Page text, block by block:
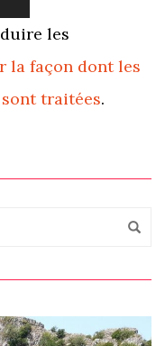
les
la façon dont les
traitées.